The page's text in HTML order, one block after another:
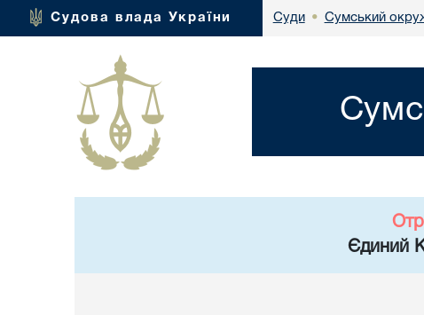
Судова влада України Суди • Сумський
Єдиний